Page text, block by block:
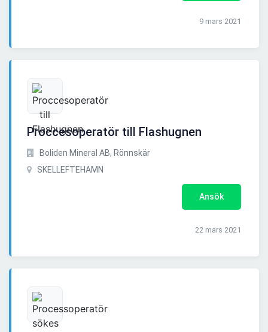
9 mars 2021
Proccesoperatör till Flashugnen
Boliden Mineral AB, Rönnskär
SKELLEFTEHAMN
Ansök
22 mars 2021